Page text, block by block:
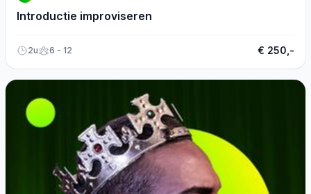
Introductie improviseren
2u 6 - 12 € 250,-